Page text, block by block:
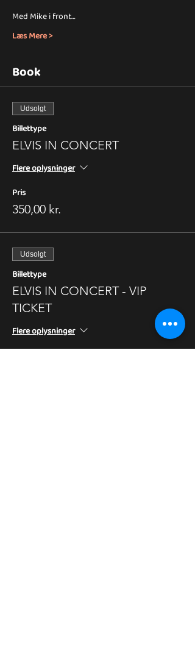
Med Mike i front…
Læs Mere >
Book
Udsolgt
Billettype
ELVIS IN CONCERT
Flere oplysninger
Pris
350,00 kr.
Udsolgt
Billettype
ELVIS IN CONCERT - VIP
TICKET
Flere oplysninger